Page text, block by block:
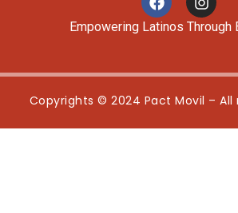
Empowering Latinos Through
Copyrights © 2024 Pact Movil – All